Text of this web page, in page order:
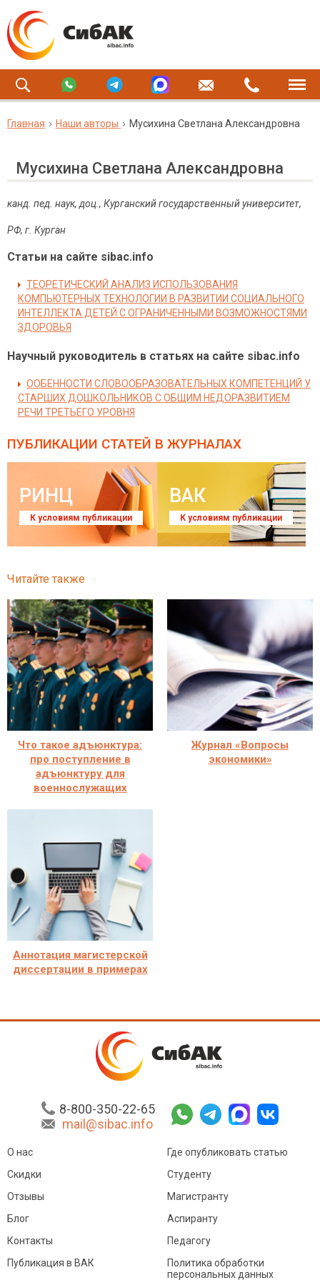
Главная Наши авторы Мусихина Светлана Александровна
Мусихина Светлана Александровна
канд. пед. наук, доц., Курганский государственный университет,
РФ, г. Курган
Статьи на сайте sibac.info
ТЕОРЕТИЧЕСКИЙ АНАЛИЗ ИСПОЛЬЗОВАНИЯ
КОМПЬЮТЕРНЫХ ТЕХНОЛОГИИ В РАЗВИТИИ СОЦИАЛЬНОГО
ИНТЕЛЛЕКТА ДЕТЕЙ С ОГРАНИЧЕННЫМИ ВОЗМОЖНОСТЯМИ
ЗДОРОВЬЯ
Научный руководитель в статьях на сайте sibac.info
ООБЕННОСТИ СЛОВООБРАЗОВАТЕЛЬНЫХ КОМПЕТЕНЦИЙ У
СТАРШИХ ДОШКОЛЬНИКОВ С ОБЩИМ НЕДОРАЗВИТИЕМ
РЕЧИ ТРЕТЬЕГО УРОВНЯ
ПУБЛИКАЦИИ СТАТЕЙ В ЖУРНАЛАХ
РИНЦ
К условиям публикации
ВАК
К условиям публикации
Читайте также
Что такое адъюнктура:
про поступление в
адъюнктуру для
военнослужащих
Журнал «Вопросы
экономики»
Аннотация магистерской
диссертации в примерах
8-800-350-22-65
mail@sibac.info
О нас
Скидки
Отзывы
Блог
Контакты
Где опубликовать статью
Студенту
Магистранту
Аспиранту
Педагогу
Публикация в ВАК
Политика обработки
персональных данных